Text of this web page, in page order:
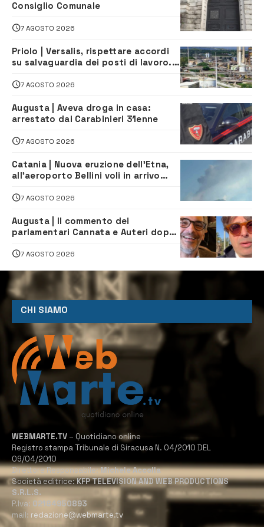
Consiglio Comunale
7 AGOSTO 2026
Priolo | Versalis, rispettare accordi
su salvaguardia dei posti di lavoro. Il
7 AGOSTO 2026
Augusta | Aveva droga in casa:
arrestato dai Carabinieri 31enne
7 AGOSTO 2026
Catania | Nuova eruzione dell’Etna,
all’aeroporto Bellini voli in arrivo
7 AGOSTO 2026
Augusta | Il commento dei
parlamentari Cannata e Auteri dopo
depuratore
7 AGOSTO 2026
CHI SIAMO
WEBMARTE.TV – Quotidiano online
Registro stampa Tribunale di Siracusa N. 04/2010 DEL
09/04/2010
Direttore Responsabile:Michele Accolla
Società editrice:KFP TELEVISION AND WEB PRODUCTIONS
S.R.L.S.
P.Iva: 02184950893
mail: redazione@webmarte.tv